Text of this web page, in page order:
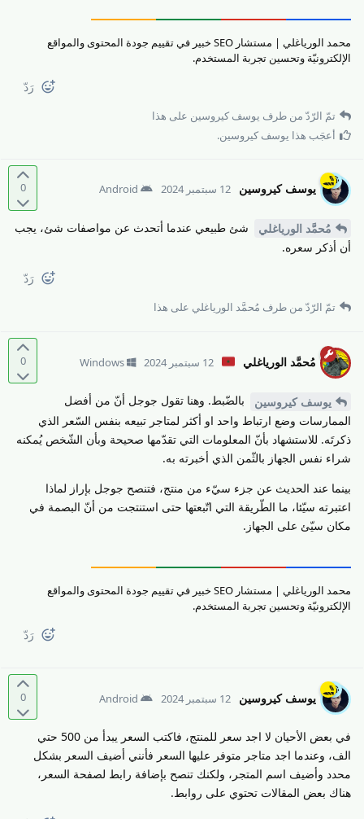
محمد الورياغلي | مستشار SEO خبير في تقييم جودة المحتوى والمواقع
الإلكترونيّة وتحسين تجربة المستخدم.
رَدّ
تمّ الرّدّ من طرف يوسف كيروسين على هذا
أعجَب هذا يوسف كيروسين.
0 يوسف كيروسين 12 سبتمبر 2024 Android
مُحمَّد الورياغلي
شئ طبيعي عندما أتحدث عن مواصفات شئ، يجب
أن أذكر سعره.
رَدّ
تمّ الرّدّ من طرف مُحمَّد الورياغلي على هذا
0 مُحمَّد الورياغلي 12 سبتمبر 2024 Windows
يوسف كيروسين
بالضّبط. وهنا تقول جوجل أنّ من أفضل
الممارسات وضع ارتباط واحد او أكثر لمتاجر تبيعه بنفس السّعر الذي
ذكرتَه. للاستشهاد بأنّ المعلومات التي تقدّمها صحيحة وبأن الشّخص يُمكنه
شراء نفس الجهاز بالثّمن الذي أخبرته به.
بينما عند الحديث عن جزء سيّء من منتج، فتنصح جوجل بإراز لماذا
اعتبرته سيّئا، ما الطّريقة التي اتّبعتها حتى استنتجت من أنّ البصمة في
مكان سيّئ على الجهاز.
محمد الورياغلي | مستشار SEO خبير في تقييم جودة المحتوى والمواقع
الإلكترونيّة وتحسين تجربة المستخدم.
رَدّ
0 يوسف كيروسين 12 سبتمبر 2024 Android
في بعض الأحيان لا اجد سعر للمنتج، فاكتب السعر يبدأ من 500 حتي
الف، وعندما اجد متاجر متوفر عليها السعر فأنني أضيف السعر بشكل
محدد وأضيف اسم المتجر، ولكنك تنصح بإضافة رابط لصفحة السعر،
هناك بعض المقالات تحتوي على روابط.